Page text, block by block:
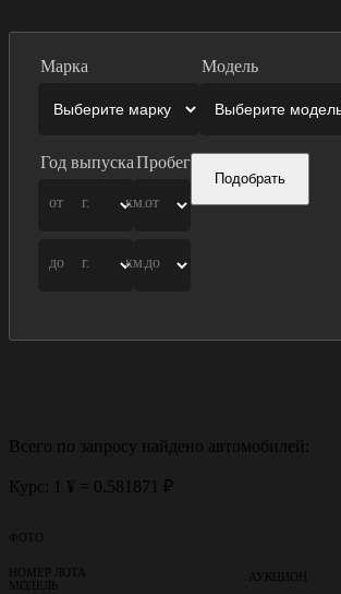
Марка Модель
Год выпуска
от г.
до г.
Пробег
от
км.
до
км.
Подобрать
Всего по запросу найдено автомобилей:
Курс: 1 ¥ = 0.581871 ₽
ФОТО
НОМЕР ЛОТА
МОДЕЛЬ
АУКЦИОН